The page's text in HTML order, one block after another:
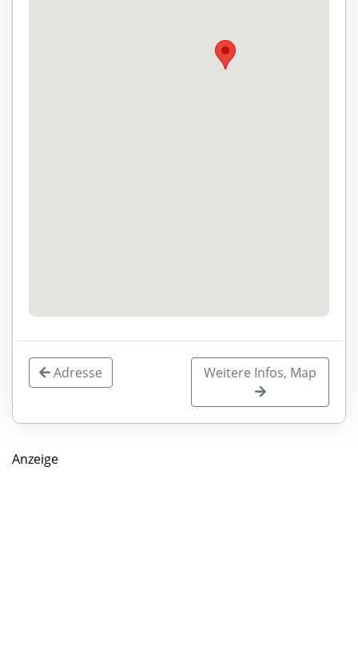
Adresse Weitere Infos, Map
Anzeige